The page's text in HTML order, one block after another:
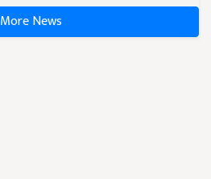
More News